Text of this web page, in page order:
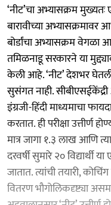
‘नीट’चा अभ्यासक्रम
बारावीच्या अभ्यासक्रमावर
बोर्डांचा अभ्यासक्रम वेगळा
तमिळनाडू सरकारने या
केली आहे. ‘नीट’ देशभर
सुसंगत नाही.
इंग्रजी-हिंदी माध्यमाचा
करतात. ही परीक्षा उत्तीर्ण
मात्र जागा १.३ लाख आणि
दरवर्षी सुमारे २० विद्यार्थी
जातात. त्यांची तयारी,
वितरण भौगोलिकदृष्ट्या